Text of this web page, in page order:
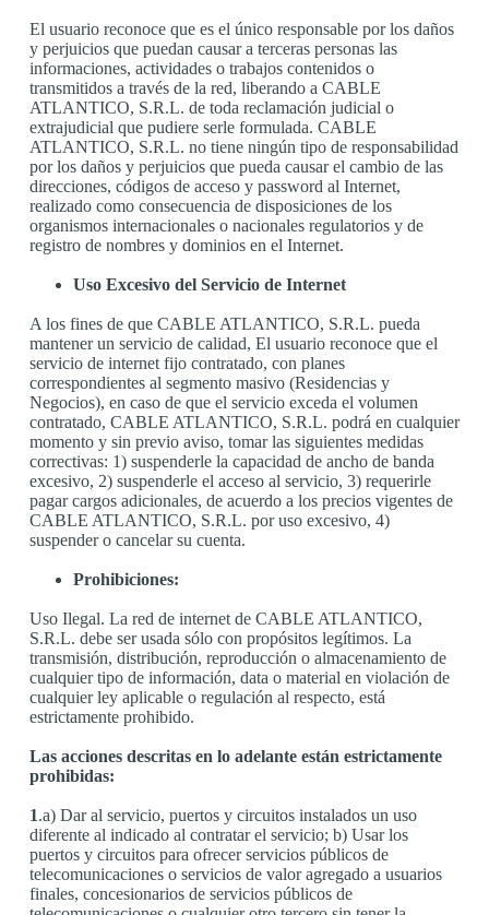
El usuario reconoce que es el único responsable por los daños
y perjuicios que puedan causar a terceras personas las
informaciones, actividades o trabajos contenidos o
transmitidos a través de la red, liberando a CABLE
ATLANTICO, S.R.L. de toda reclamación judicial o
extrajudicial que pudiere serle formulada. CABLE
ATLANTICO, S.R.L. no tiene ningún tipo de responsabilidad
por los daños y perjuicios que pueda causar el cambio de las
direcciones, códigos de acceso y password al Internet,
realizado como consecuencia de disposiciones de los
organismos internacionales o nacionales regulatorios y de
registro de nombres y dominios en el Internet.
Uso Excesivo del Servicio de Internet
A los fines de que CABLE ATLANTICO, S.R.L. pueda
mantener un servicio de calidad, El usuario reconoce que el
servicio de internet fijo contratado, con planes
correspondientes al segmento masivo (Residencias y
Negocios), en caso de que el servicio exceda el volumen
contratado, CABLE ATLANTICO, S.R.L. podrá en cualquier
momento y sin previo aviso, tomar las siguientes medidas
correctivas: 1) suspenderle la capacidad de ancho de banda
excesivo, 2) suspenderle el acceso al servicio, 3) requerirle
pagar cargos adicionales, de acuerdo a los precios vigentes de
CABLE ATLANTICO, S.R.L. por uso excesivo, 4)
suspender o cancelar su cuenta.
Prohibiciones:
Uso Ilegal. La red de internet de CABLE ATLANTICO,
S.R.L. debe ser usada sólo con propósitos legítimos. La
transmisión, distribución, reproducción o almacenamiento de
cualquier tipo de información, data o material en violación de
cualquier ley aplicable o regulación al respecto, está
estrictamente prohibido.
Las acciones descritas en lo adelante están estrictamente
prohibidas:
1.a) Dar al servicio, puertos y circuitos instalados un uso
diferente al indicado al contratar el servicio; b) Usar los
puertos y circuitos para ofrecer servicios públicos de
telecomunicaciones o servicios de valor agregado a usuarios
finales, concesionarios de servicios públicos de